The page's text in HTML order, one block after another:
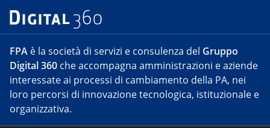
FPA è la società di servizi e consulenza del Gruppo
Digital 360 che accompagna amministrazioni e aziende
interessate ai processi di cambiamento della PA, nei
loro percorsi di innovazione tecnologica, istituzionale e
organizzativa.